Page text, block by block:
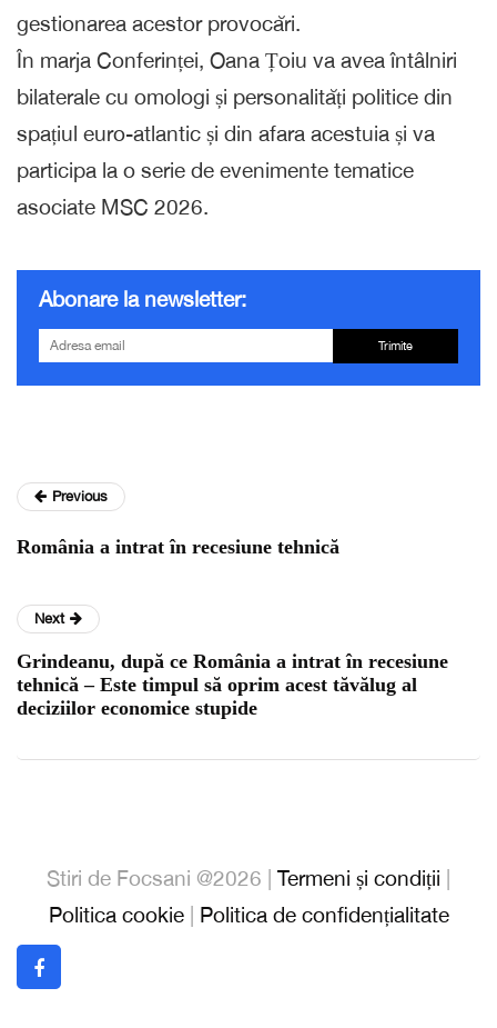
gestionarea acestor provocări.
În marja Conferinței, Oana Țoiu va avea întâlniri
bilaterale cu omologi și personalități politice din
spațiul euro-atlantic și din afara acestuia și va
participa la o serie de evenimente tematice
asociate MSC 2026.
Abonare la newsletter:
Trimite
Previous
România a intrat în recesiune tehnică
Next
Grindeanu, după ce România a intrat în recesiune
tehnică – Este timpul să oprim acest tăvălug al
deciziilor economice stupide
Stiri de Focsani @2026 | Termeni și condiții |
Politica cookie| Politica de confidențialitate